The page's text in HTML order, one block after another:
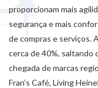
proporcionam mais
segurança e mais
de compras e serviços.
cerca de 40%, saltando
chegada de marcas
Fran’s Café, Living